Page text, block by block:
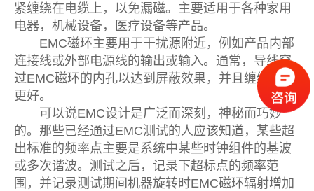
紧缠绕在电缆上，以免漏磁。主要适用于各种家用
电器，机械设备，医疗设备等产品。
EMC磁环主要用于干扰源附近，例如产品内部
连接线或外部电源线的输出或输入。通常，导线穿
过EMC磁环的内孔以达到屏蔽效果，并且缠绕效果
更好。
可以说EMC设计是广泛而深刻，神秘而巧妙
的。那些已经通过EMC测试的人应该知道，某些超
出标准的频率点主要是系统中某些时钟组件的基波
或多次谐波。测试之后，记录下超标点的频率范
围，并记录测试期间机器旋转时EMC磁环辐射增加